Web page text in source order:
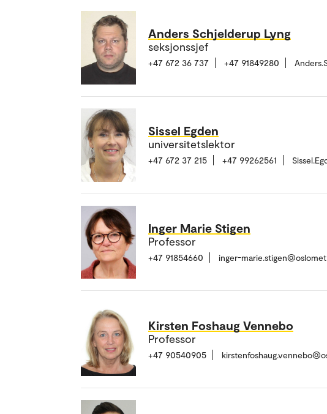
Anders Schjelderup Lyng
seksjonssjef
+47 672 36 737 +47 91849280
Sissel Egden
universitetslektor
+47 672 37 215 +47 99262561
Inger Marie Stigen
Professor
+47 91854660 inger-
Kirsten Foshaug Vennebo
Professor
+47 90540905